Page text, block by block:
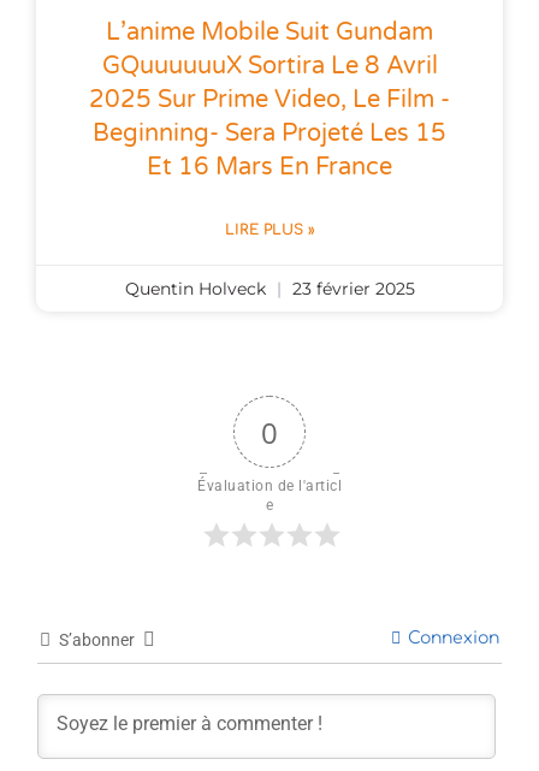
L’anime Mobile Suit Gundam
GQuuuuuuX Sortira Le 8 Avril
2025 Sur Prime Video, Le Film -
Beginning- Sera Projeté Les 15
Et 16 Mars En France
LIRE PLUS »
Quentin Holveck 23 février 2025
0
Évaluation de l'articl
e
S’abonner Connexion